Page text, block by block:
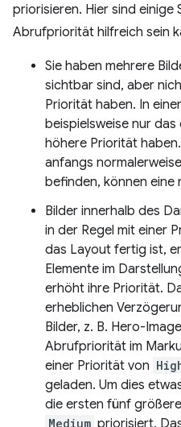
priorisieren. Hier sind einige
Abrufpriorität hilfreich sein
Sie haben mehrere
sichtbar sind, aber
Priorität haben. In
beispielsweise nur
höhere Priorität
anfangs
befinden, können eine
Bilder innerhalb des
in der Regel mit einer
das Layout fertig ist,
Elemente im
erhöht ihre Priorität.
erheblichen
Bilder, z. B. Hero-
Abrufpriorität im
einer Priorität von
geladen. Um dies
die ersten fünf
Medium priorisiert.